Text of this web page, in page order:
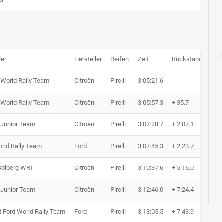
Hersteller Reifen Zeit Rückstand
Rally Team Citroën Pirelli 3:05:21.6
Rally Team Citroën Pirelli 3:05:57.3 + 35.7
Team Citroën Pirelli 3:07:28.7 + 2:07.1
Rally Team Ford Pirelli 3:07:45.3 + 2:23.7
WRT Citroën Pirelli 3:10:37.6 + 5:16.0
Team Citroën Pirelli 3:12:46.0 + 7:24.4
Ford World Rally Team Ford Pirelli 3:13:05.5 + 7:43.9